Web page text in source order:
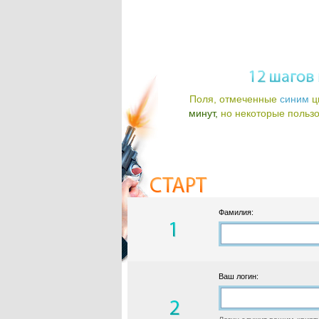
Поля, отмеченные синим
минут, но некоторые
Фамилия:
Ваш логин: